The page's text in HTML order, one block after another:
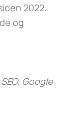
2022.
og
Google